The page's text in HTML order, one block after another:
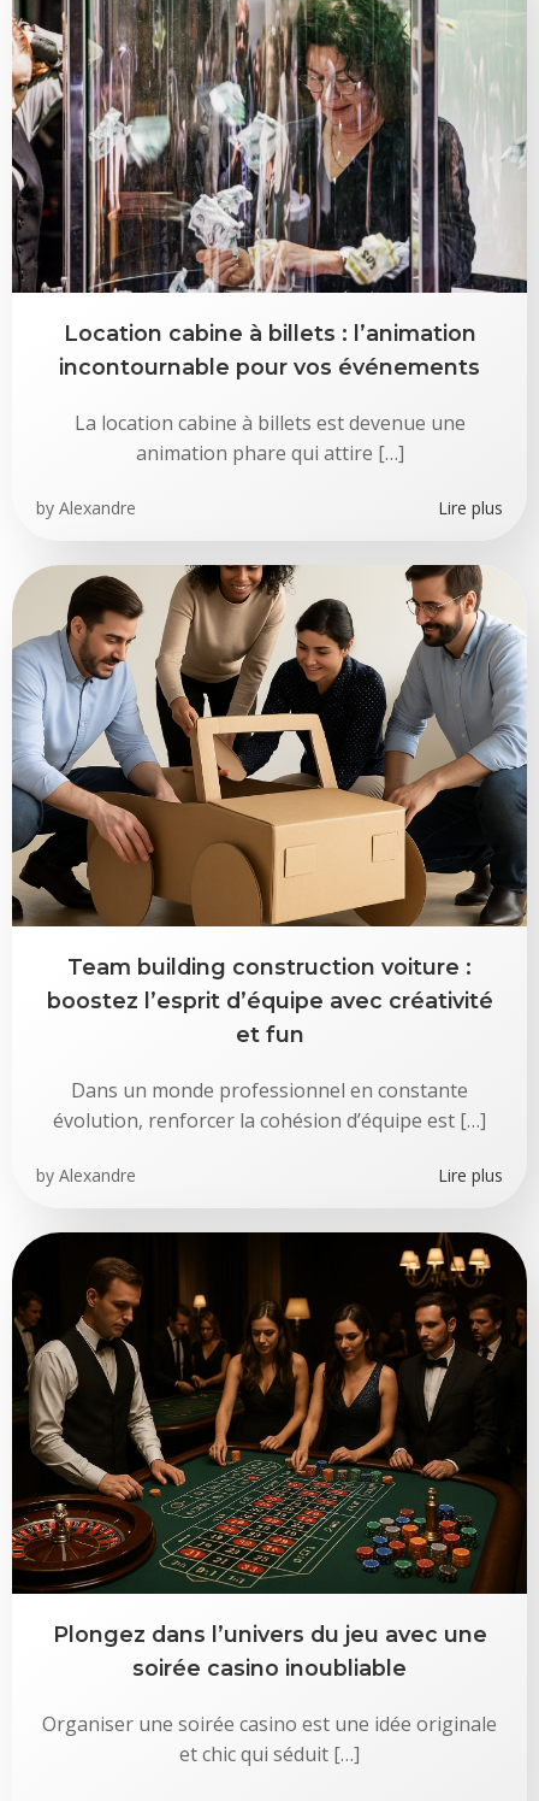
Location cabine à billets : l’animation
incontournable pour vos événements
La location cabine à billets est devenue une
animation phare qui attire […]
by Alexandre Lire plus
Team building construction voiture :
boostez l’esprit d’équipe avec créativité
et fun
Dans un monde professionnel en constante
évolution, renforcer la cohésion d’équipe est […]
by Alexandre Lire plus
Plongez dans l’univers du jeu avec une
soirée casino inoubliable
Organiser une soirée casino est une idée originale
et chic qui séduit […]